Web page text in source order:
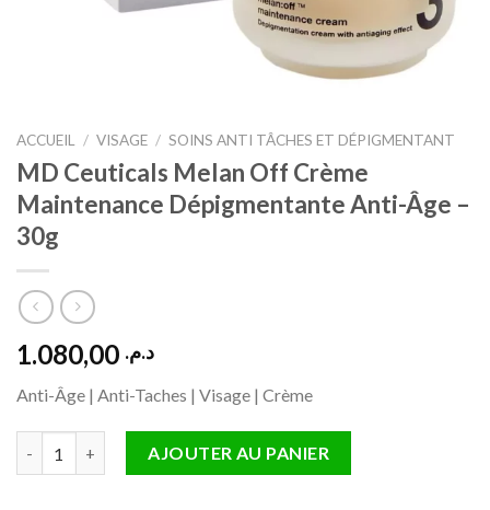
ACCUEIL / VISAGE / SOINS ANTI TÂCHES ET DÉPIGMENTANT
MD Ceuticals Melan Off Crème
Maintenance Dépigmentante Anti-Âge –
30g
د.م.
Anti-Âge | Anti-Taches | Visage | Crème
AJOUTER AU PANIER